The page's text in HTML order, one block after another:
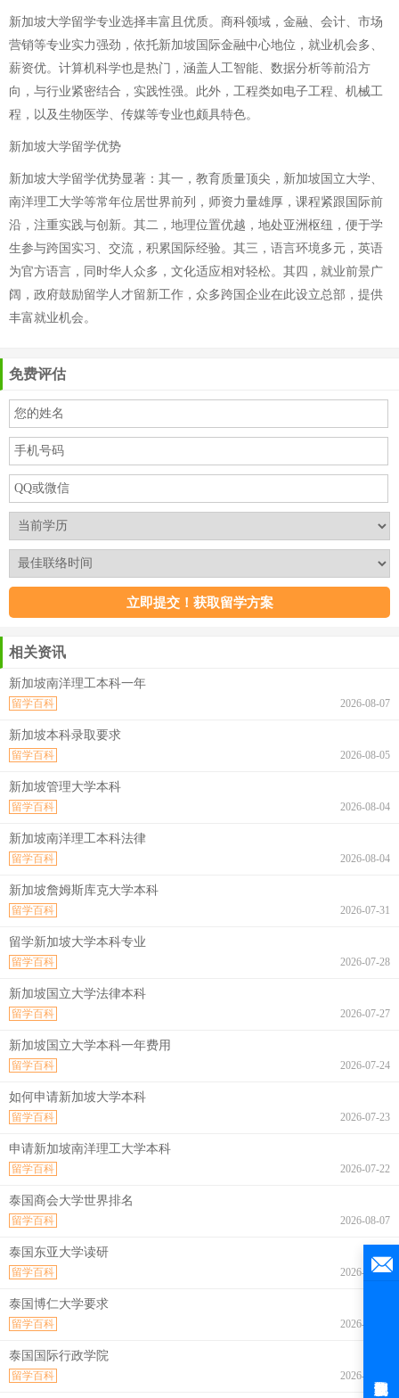
新加坡大学留学专业选择丰富且优质。商科领域，金融、会计、市场
营销等专业实力强劲，依托新加坡国际金融中心地位，就业机会多、
薪资优。计算机科学也是热门，涵盖人工智能、数据分析等前沿方
向，与行业紧密结合，实践性强。此外，工程类如电子工程、机械工
程，以及生物医学、传媒等专业也颇具特色。
新加坡大学留学优势
新加坡大学留学优势显著：其一，教育质量顶尖，新加坡国立大学、
南洋理工大学等常年位居世界前列，师资力量雄厚，课程紧跟国际前
沿，注重实践与创新。其二，地理位置优越，地处亚洲枢纽，便于学
生参与跨国实习、交流，积累国际经验。其三，语言环境多元，英语
为官方语言，同时华人众多，文化适应相对轻松。其四，就业前景广
阔，政府鼓励留学人才留新工作，众多跨国企业在此设立总部，提供
丰富就业机会。
免费评估
相关资讯
新加坡南洋理工本科一年
2026-08-07
留学百科
新加坡本科录取要求
2026-08-05
留学百科
新加坡管理大学本科
2026-08-04
留学百科
新加坡南洋理工本科法律
2026-08-04
留学百科
新加坡詹姆斯库克大学本科
2026-07-31
留学百科
留学新加坡大学本科专业
2026-07-28
留学百科
新加坡国立大学法律本科
2026-07-27
留学百科
新加坡国立大学本科一年费用
2026-07-24
留学百科
如何申请新加坡大学本科
2026-07-23
留学百科
申请新加坡南洋理工大学本科
2026-07-22
留学百科
泰国商会大学世界排名
2026-08-07
留学百科
泰国东亚大学读研
2026-08-07
留学百科
泰国博仁大学要求
2026-08-07
留学百科
泰国国际行政学院
2026-08-07
留学百科